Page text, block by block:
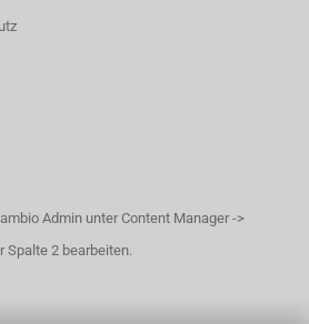
Admin unter Content Manager ->
Spalte 2 bearbeiten.